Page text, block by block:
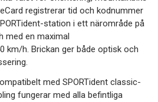
registrerar tid och kodnummer
station i ett närområde på
med en maximal
km/h. Brickan ger både optisk och
med SPORTident classic-
fungerar med alla befintliga